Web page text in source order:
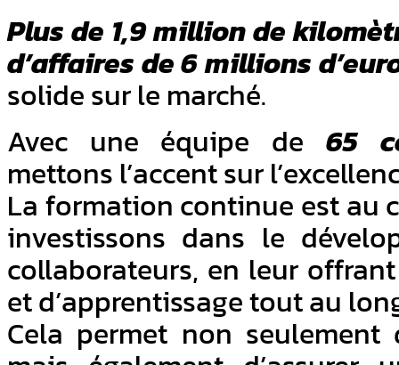
Plus de 1,9 million de
d’affaires de 6 millions
solide sur le marché.
Avec une équipe de 65
mettons l’accent sur
La formation continue est au
investissons dans le
collaborateurs, en leur
et d’apprentissage tout au
Cela permet non seulement